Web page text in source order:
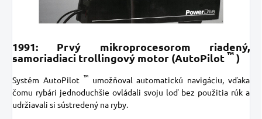
1991: Prvý mikroprocesorom riadený,
samoriadiaci trollingový motor (AutoPilot ™ )
Systém AutoPilot ™ umožňoval automatickú navigáciu, vďaka
čomu rybári jednoduchšie ovládali svoju loď bez použitia rúk a
udržiavali si sústredený na ryby.